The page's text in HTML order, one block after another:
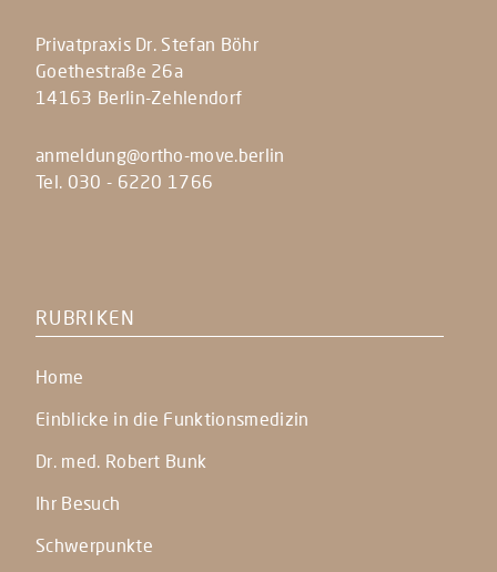
Privatpraxis Dr. Stefan Böhr
Goethestraße 26a
14163 Berlin-Zehlendorf
anmeldung@ortho-move.berlin
Tel. 030 - 6220 1766
RUBRIKEN
Home
Einblicke in die Funktionsmedizin
Dr. med. Robert Bunk
Ihr Besuch
Schwerpunkte